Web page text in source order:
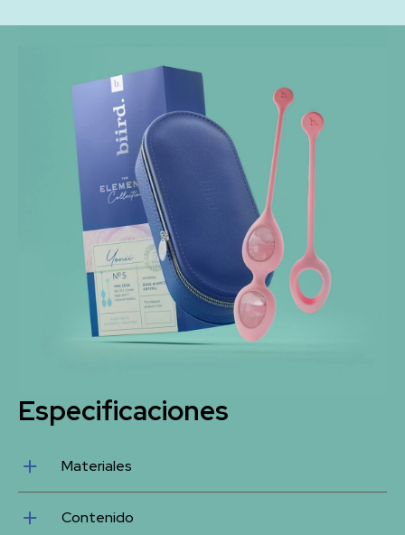
Especificaciones
Materiales
cuerpo
Contenido